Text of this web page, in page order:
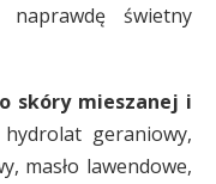
świetny
skóry mieszanej i
geraniowy,
masło lawendowe,